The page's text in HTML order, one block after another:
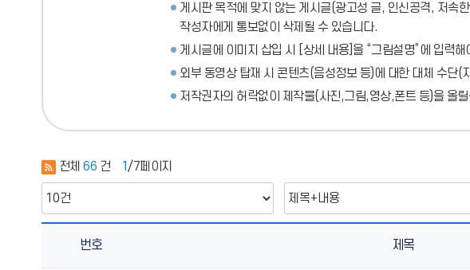
게시판 목적에 맞지 않는 게시글(광고성 글, 인신공격, 저속
작성자에게 통보없이 삭제될 수 있습니다.
게시글에 이미지 삽입 시 [상세 내용]을 “그림설명”에 입력해
외부 동영상 탑재 시 콘텐츠(음성정보 등)에 대한 대체 수단(
저작권자의 허락없이 제작물(사진,그림,영상,폰트 등)을 올
전체 66 건 1/7페이지
번호 제목